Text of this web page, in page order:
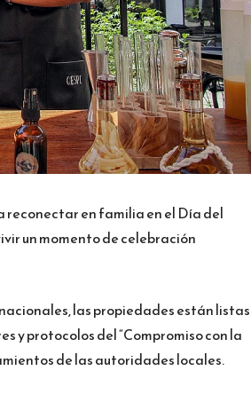
en familia en el Día del
un momento de celebración
las propiedades están listas
y protocolos del “Compromiso con la
de las autoridades locales.